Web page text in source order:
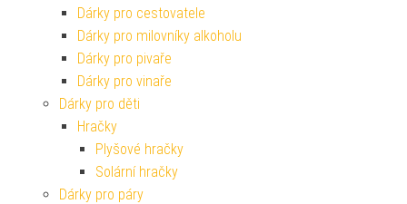
Dárky pro cestovatele
Dárky pro milovníky alkoholu
Dárky pro pivaře
Dárky pro vinaře
Dárky pro děti
Hračky
Plyšové hračky
Solární hračky
Dárky pro páry